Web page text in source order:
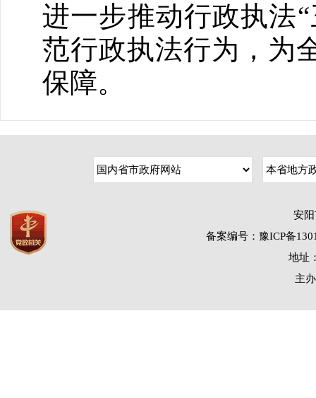
进一步推动行政执法
范行政执法行为，为
保障。
安
备案编号：豫ICP备
地址
主